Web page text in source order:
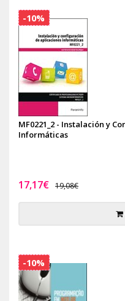
MF0221_2 - Instalación y
Informáticas
17,17€ 19,08€
-10%
-10%